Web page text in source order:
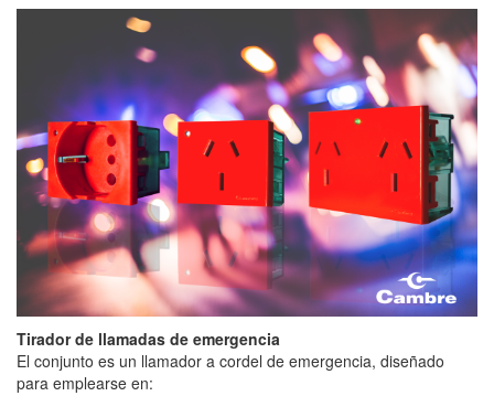
Tirador de llamadas de emergencia
El conjunto es un llamador a cordel de emergencia, diseñado
para emplearse en: